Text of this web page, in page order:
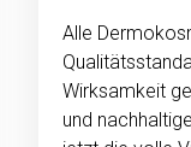
Alle
Wirksamkeit
und